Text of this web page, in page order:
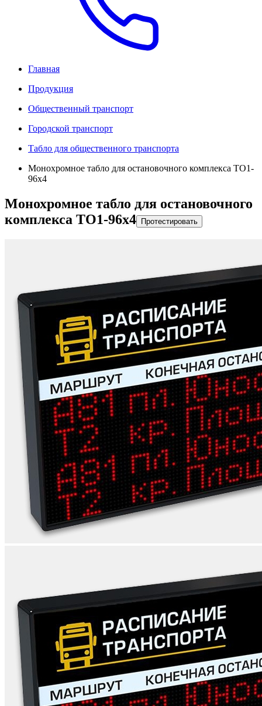
Главная
Продукция
Общественный транспорт
Городской транспорт
Табло для общественного транспорта
Монохромное табло для остановочного комплекса ТО1-
96x4
Монохромное табло для остановочного
комплекса ТО1-96x4
Протестировать